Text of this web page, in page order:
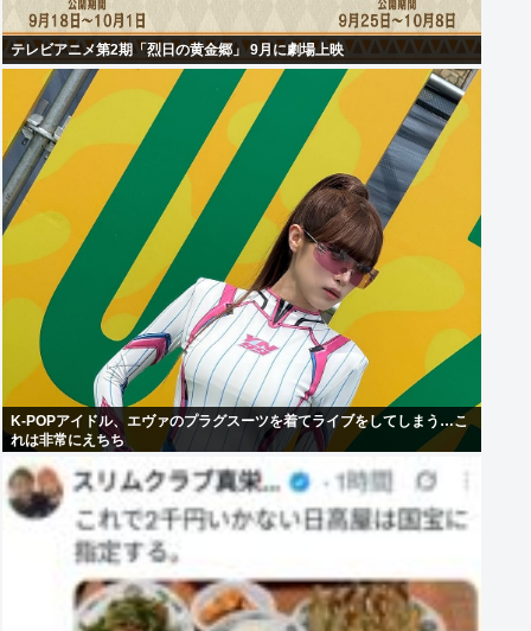
テレビアニメ第2期「烈日の黄金郷」 9月に劇場上映
K-POPアイドル、エヴァのプラグスーツを着てライブをしてしまう…こ
れは非常にえちち